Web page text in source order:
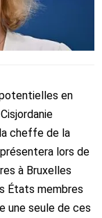
potentielles en
cheffe de la
lors de
à Bruxelles
États membres
une seule de ces